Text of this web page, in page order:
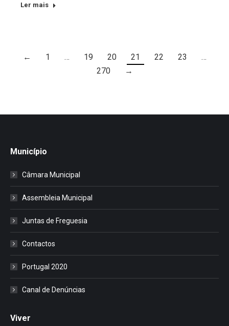
Ler mais
← 1 … 19 20 21 22 23
…
270
→
Município
Câmara Municipal
Assembleia Municipal
Juntas de Freguesia
Contactos
Portugal 2020
Canal de Denúncias
Viver